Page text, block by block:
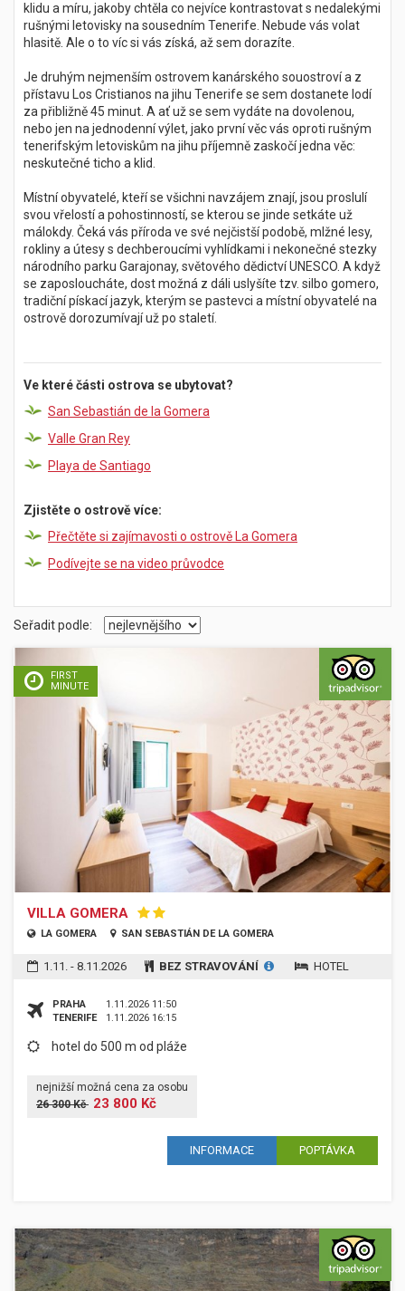
klidu a míru, jakoby chtěla co nejvíce kontrastovat s nedalekými
rušnými letovisky na sousedním Tenerife. Nebude vás volat
hlasitě. Ale o to víc si vás získá, až sem dorazíte.
Je druhým nejmenším ostrovem kanárského souostroví a z
přístavu Los Cristianos na jihu Tenerife se sem dostanete lodí
za přibližně 45 minut. A ať už se sem vydáte na dovolenou,
nebo jen na jednodenní výlet, jako první věc vás oproti rušným
tenerifským letoviskům na jihu příjemně zaskočí jedna věc:
neskutečné ticho a klid.
Místní obyvatelé, kteří se všichni navzájem znají, jsou proslulí
svou vřelostí a pohostinností, se kterou se jinde setkáte už
málokdy. Čeká vás příroda ve své nejčistší podobě, mlžné lesy,
rokliny a útesy s dechberoucími vyhlídkami i nekonečné stezky
národního parku Garajonay, světového dědictví UNESCO. A když
se zaposloucháte, dost možná z dáli uslyšíte tzv. silbo gomero,
tradiční pískací jazyk, kterým se pastevci a místní obyvatelé na
ostrově dorozumívají už po staletí.
Ve které části ostrova se ubytovat?
San Sebastián de la Gomera
Valle Gran Rey
Playa de Santiago
Zjistěte o ostrově více:
Přečtěte si zajímavosti o ostrově La Gomera
Podívejte se na video průvodce
Seřadit podle:
FIRST
MINUTE
VILLA GOMERA
LA GOMERA SAN SEBASTIÁN DE LA GOMERA
1.11. - 8.11.2026 BEZ STRAVOVÁNÍ HOTEL
PRAHA
1.11.2026 11:50
TENERIFE
1.11.2026 16:15
hotel do 500 m od pláže
nejnižší možná cena za osobu
26 300 Kč 23 800 Kč
INFORMACE POPTÁVKA